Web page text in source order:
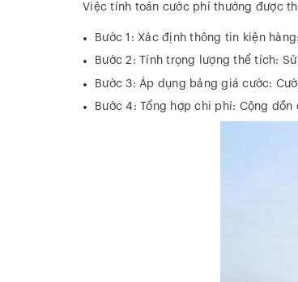
Việc tính toán cước phí thường được
Bước 1: Xác định thông tin kiện
Bước 2: Tính trọng lượng thể tích:
Bước 3: Áp dụng bảng giá cước:
Bước 4: Tổng hợp chi phí: Cộng